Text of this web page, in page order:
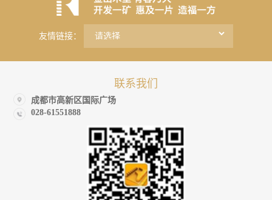
友情链接：
联系我们
成都市高新区国际广场
028-61551888